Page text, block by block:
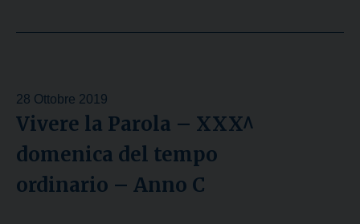
28 Ottobre 2019
Vivere la Parola – XXX^
domenica del tempo
ordinario – Anno C